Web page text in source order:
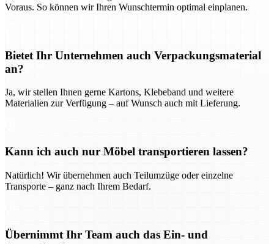
Voraus. So können wir Ihren Wunschtermin optimal einplanen.
Bietet Ihr Unternehmen auch Verpackungsmaterial
an?
Ja, wir stellen Ihnen gerne Kartons, Klebeband und weitere
Materialien zur Verfügung – auf Wunsch auch mit Lieferung.
Kann ich auch nur Möbel transportieren lassen?
Natürlich! Wir übernehmen auch Teilumzüge oder einzelne
Transporte – ganz nach Ihrem Bedarf.
Übernimmt Ihr Team auch das Ein- und